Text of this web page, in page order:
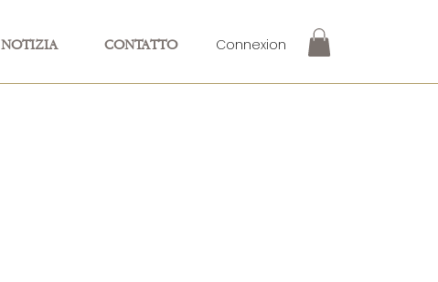
Connexion
NOTIZIA CONTATTO